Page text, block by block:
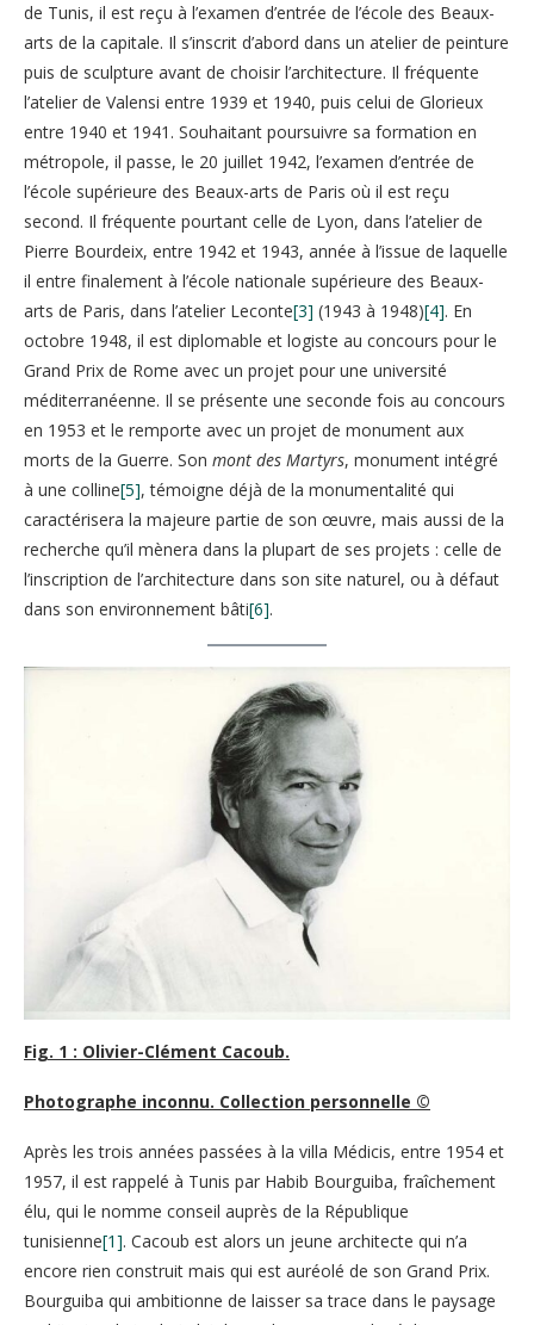
de Tunis, il est reçu à l’examen d’entrée de l’école des Beaux-
arts de la capitale. Il s’inscrit d’abord dans un atelier de peinture
puis de sculpture avant de choisir l’architecture. Il fréquente
l’atelier de Valensi entre 1939 et 1940, puis celui de Glorieux
entre 1940 et 1941. Souhaitant poursuivre sa formation en
métropole, il passe, le 20 juillet 1942, l’examen d’entrée de
l’école supérieure des Beaux-arts de Paris où il est reçu
second. Il fréquente pourtant celle de Lyon, dans l’atelier de
Pierre Bourdeix, entre 1942 et 1943, année à l’issue de laquelle
il entre finalement à l’école nationale supérieure des Beaux-
arts de Paris, dans l’atelier Leconte[3] (1943 à 1948)[4]. En
octobre 1948, il est diplomable et logiste au concours pour le
Grand Prix de Rome avec un projet pour une université
méditerranéenne. Il se présente une seconde fois au concours
en 1953 et le remporte avec un projet de monument aux
morts de la Guerre. Son mont des Martyrs, monument intégré
à une colline[5], témoigne déjà de la monumentalité qui
caractérisera la majeure partie de son œuvre, mais aussi de la
recherche qu’il mènera dans la plupart de ses projets : celle de
l’inscription de l’architecture dans son site naturel, ou à défaut
dans son environnement bâti[6].
Fig. 1 : Olivier-Clément Cacoub.
Photographe inconnu. Collection personnelle ©
Après les trois années passées à la villa Médicis, entre 1954 et
1957, il est rappelé à Tunis par Habib Bourguiba, fraîchement
élu, qui le nomme conseil auprès de la République
tunisienne[1]. Cacoub est alors un jeune architecte qui n’a
encore rien construit mais qui est auréolé de son Grand Prix.
Bourguiba qui ambitionne de laisser sa trace dans le paysage